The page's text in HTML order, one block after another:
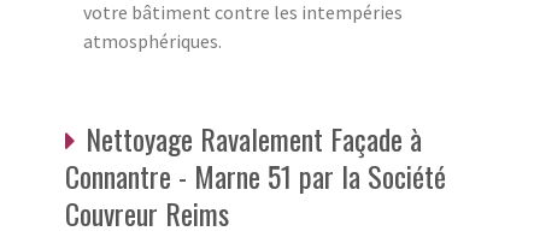
votre bâtiment contre les intempéries
atmosphériques.
Nettoyage Ravalement Façade à
Connantre - Marne 51 par la Société
Couvreur Reims